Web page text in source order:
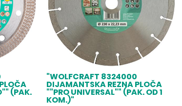
(PAK.
"WOLFCRAFT 8324000
DIJAMANTSKA REZNA PLOČA
""PRO UNIVERSAL"" (PAK. OD 1
KOM.)"